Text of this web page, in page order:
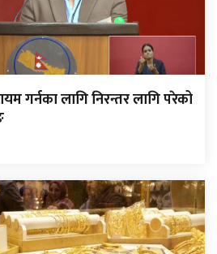
गर्नका लागि निरन्तर लागि परेको